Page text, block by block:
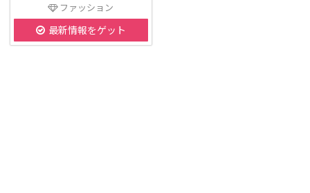
ファッション
最新情報をゲット